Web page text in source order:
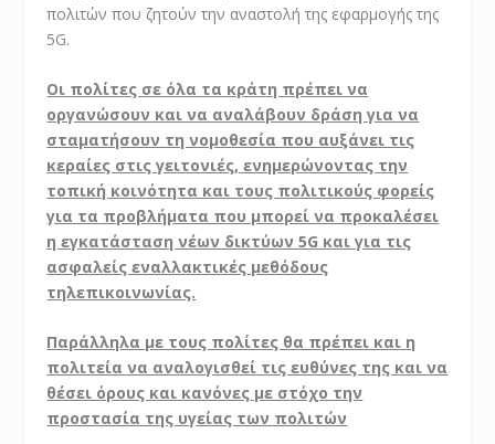
πολιτών που ζητούν την αναστολή της εφαρμογής της
5G.
Οι πολίτες σε όλα τα κράτη πρέπει να
οργανώσουν και να αναλάβουν δράση για να
σταματήσουν τη νομοθεσία που αυξάνει τις
κεραίες στις γειτονιές, ενημερώνοντας την
τοπική κοινότητα και τους πολιτικούς φορείς
για τα προβλήματα που μπορεί να προκαλέσει
η εγκατάσταση νέων δικτύων 5G και για τις
ασφαλείς εναλλακτικές μεθόδους
τηλεπικοινωνίας.
Παράλληλα με τους πολίτες θα πρέπει και η
πολιτεία να αναλογισθεί τις ευθύνες της και να
θέσει όρους και κανόνες με στόχο την
προστασία της υγείας των πολιτών